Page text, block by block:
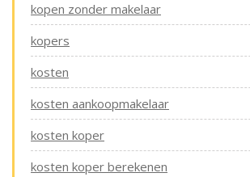
kopen zonder makelaar
kopers
kosten
kosten aankoopmakelaar
kosten koper
kosten koper berekenen